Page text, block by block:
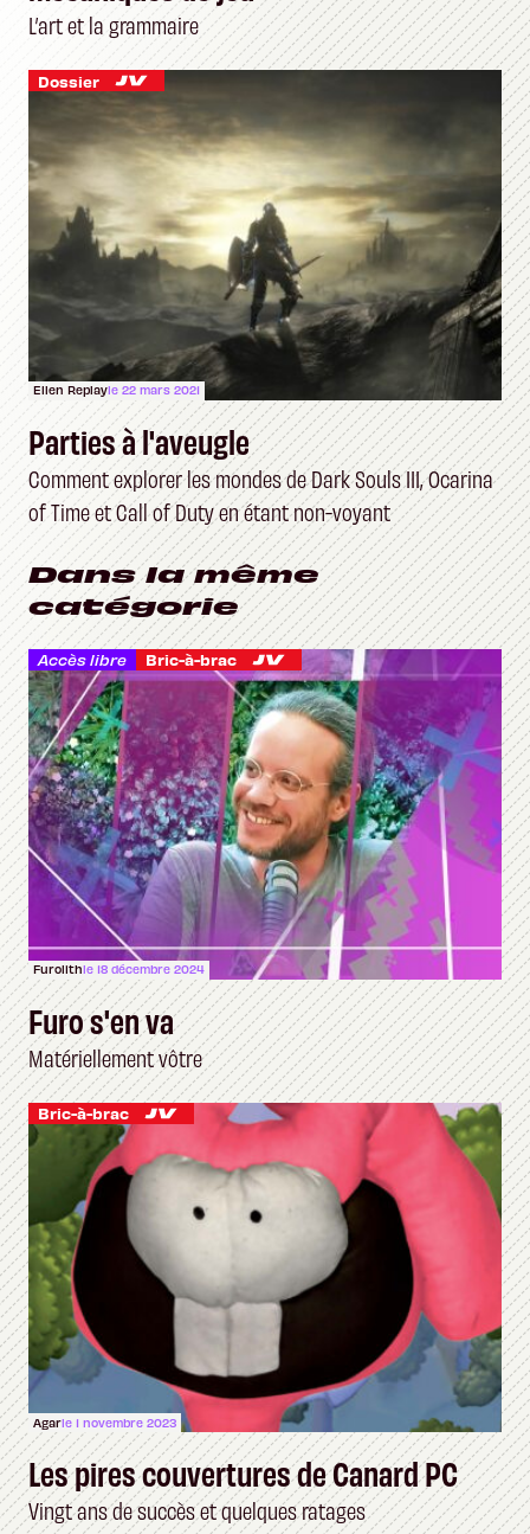
L’art et la grammaire
Dossier
Ellen Replayle 22 mars 2021
Parties à l'aveugle
Comment explorer les mondes de Dark Souls III, Ocarina
of Time et Call of Duty en étant non-voyant
Dans la même
catégorie
Accès libre Bric-à-brac
Furolithle 18 décembre 2024
Furo s'en va
Matériellement vôtre
Bric-à-brac
Agarle 1 novembre 2023
Les pires couvertures de Canard PC
Vingt ans de succès et quelques ratages